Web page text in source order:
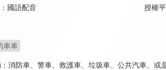
國語配音 授權平
車車
消防車、警車、救護車、垃圾車、公共汽車、或